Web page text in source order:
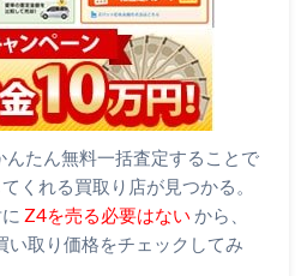
たん無料一括査定することで
くれる買取り店が見つかる。
Z4を売る必要はない から、
取り価格をチェックしてみ